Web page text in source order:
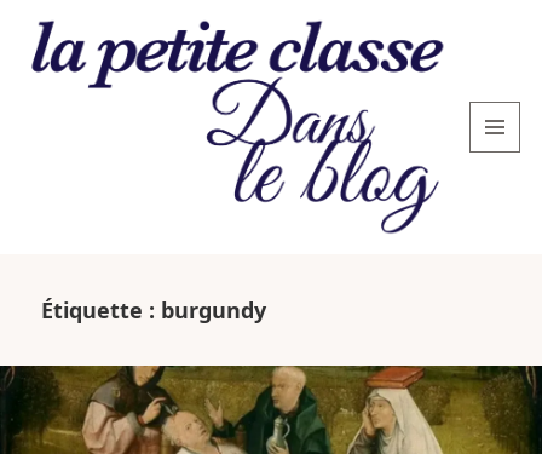
petite
classe
: le
blog
Étiquette : burgundy